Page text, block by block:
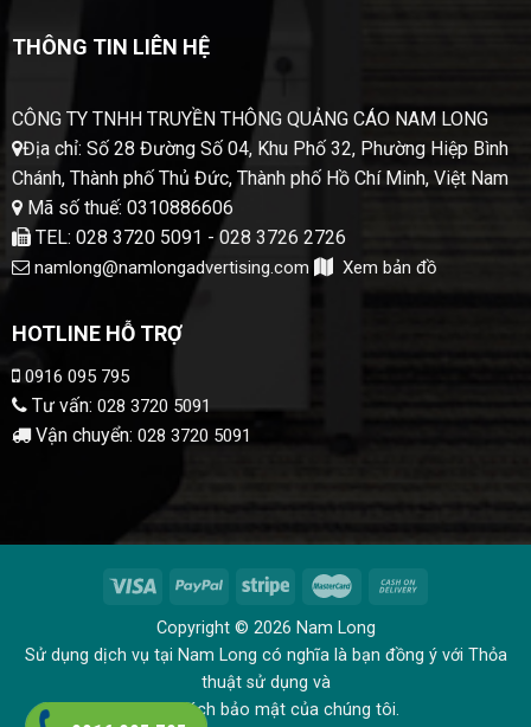
THÔNG TIN LIÊN HỆ
CÔNG TY TNHH TRUYỀN THÔNG QUẢNG CÁO NAM LONG
Địa chỉ: Số 28 Đường Số 04, Khu Phố 32, Phường Hiệp Bình
Chánh, Thành phố Thủ Đức, Thành phố Hồ Chí Minh, Việt Nam
Mã số thuế: 0310886606
TEL: 028 3720 5091 - 028 3726 2726
namlong@namlongadvertising.com Xem bản đồ
HOTLINE HỖ TRỢ
0916 095 795
Tư vấn: 028 3720 5091
Vận chuyển: 028 3720 5091
Copyright © 2026 Nam Long
Sử dụng dịch vụ tại Nam Long có nghĩa là bạn đồng ý với Thỏa
thuật sử dụng và
Chính sách bảo mật của chúng tôi.